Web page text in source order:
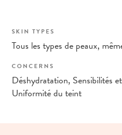
SKIN TYPES
Tous les types de peaux,
CONCERNS
Déshydratation, Sensibilités
Uniformité du teint